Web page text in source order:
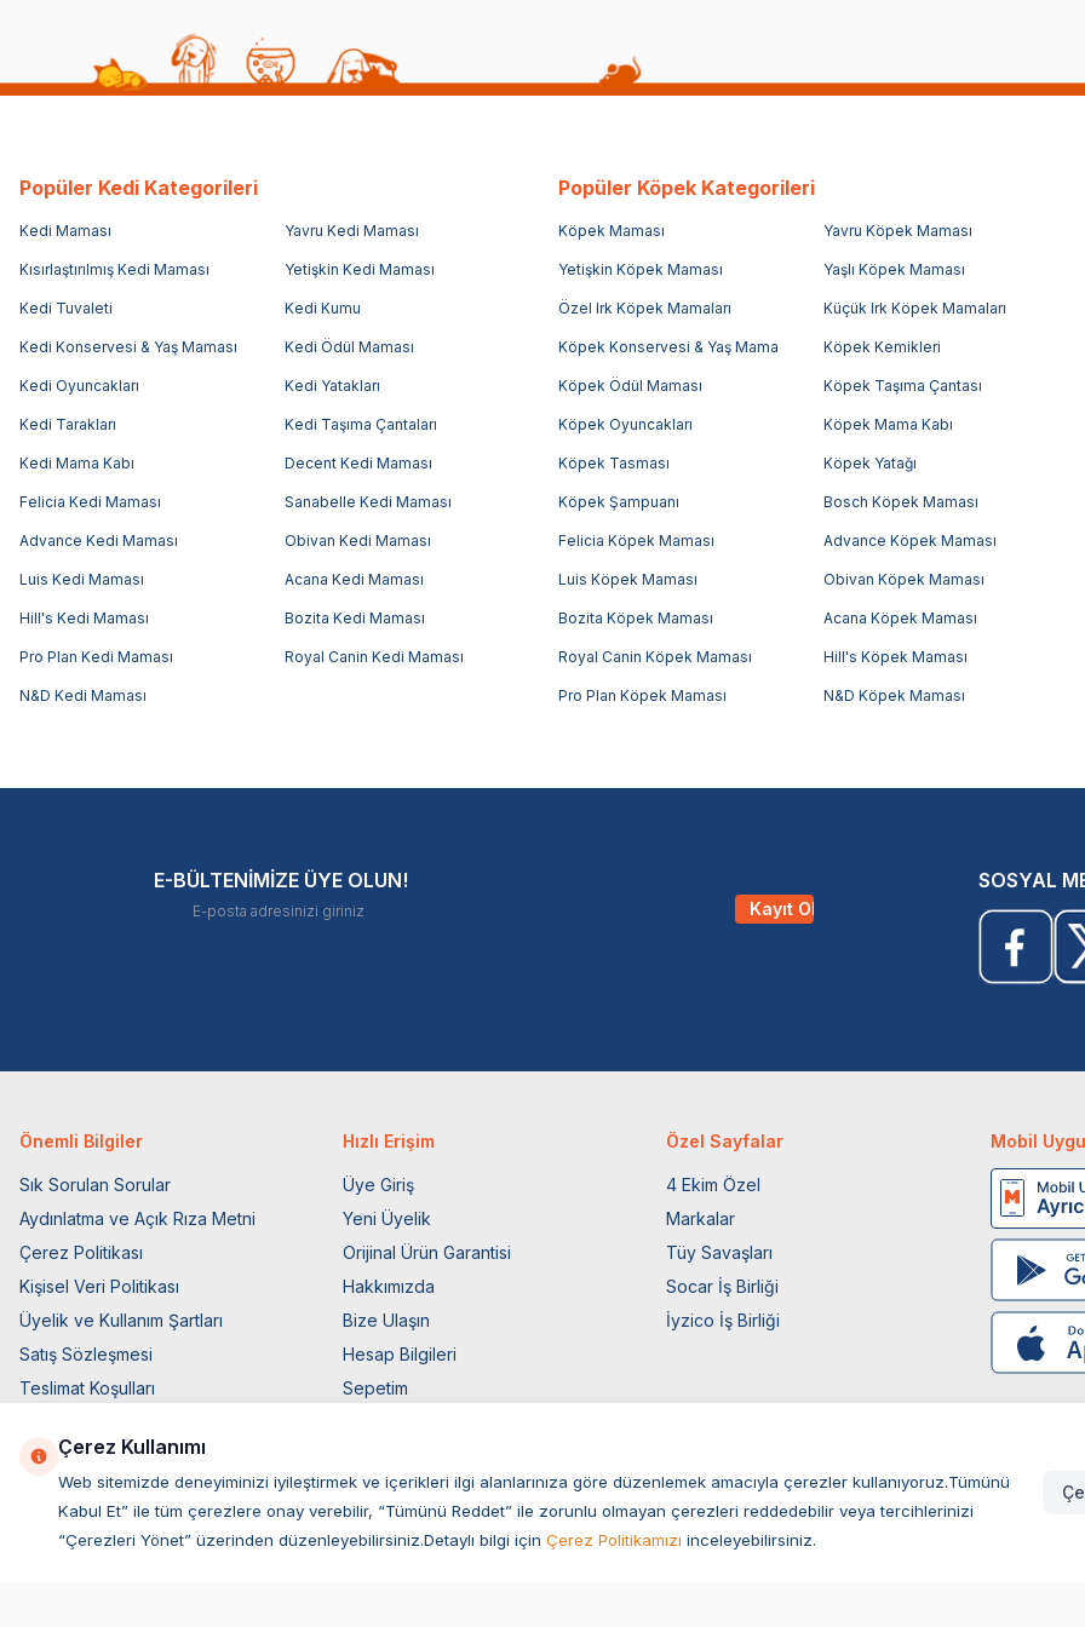
Popüler Kedi Kategorileri
Kedi Maması Yavru Kedi Maması
Kısırlaştırılmış Kedi Maması Yetişkin Kedi Maması
Kedi Tuvaleti Kedi Kumu
Kedi Konservesi & Yaş Maması Kedi Ödül Maması
Kedi Oyuncakları Kedi Yatakları
Kedi Tarakları Kedi Taşıma Çantaları
Kedi Mama Kabı Decent Kedi Maması
Felicia Kedi Maması Sanabelle Kedi Maması
Advance Kedi Maması Obivan Kedi Maması
Luis Kedi Maması Acana Kedi Maması
Hill's Kedi Maması Bozita Kedi Maması
Pro Plan Kedi Maması Royal Canin Kedi Maması
N&D Kedi Maması
Popüler Köpek Kategorileri
Köpek Maması Yavru Köpek Maması
Yetişkin Köpek Maması Yaşlı Köpek Maması
Özel Irk Köpek Mamaları Küçük Irk Köpek Mamaları
Köpek Konservesi & Yaş Mama Köpek Kemikleri
Köpek Ödül Maması Köpek Taşıma Çantası
Köpek Oyuncakları Köpek Mama Kabı
Köpek Tasması Köpek Yatağı
Köpek Şampuanı Bosch Köpek Maması
Felicia Köpek Maması Advance Köpek Maması
Luis Köpek Maması Obivan Köpek Maması
Bozita Köpek Maması Acana Köpek Maması
Royal Canin Köpek Maması Hill's Köpek Maması
Pro Plan Köpek Maması N&D Köpek Maması
E-BÜLTENİMİZE ÜYE OLUN!
Kayıt Ol
SOSYAL
Önemli Bilgiler
Sık Sorulan Sorular
Aydınlatma ve Açık Rıza Metni
Çerez Politikası
Kişisel Veri Politikası
Üyelik ve Kullanım Şartları
Satış Sözleşmesi
Teslimat Koşulları
Elektronik İleti Aydınlatma Metni
Hızlı Erişim
Üye Giriş
Yeni Üyelik
Orijinal Ürün Garantisi
Hakkımızda
Bize Ulaşın
Hesap Bilgileri
Sepetim
Özel Sayfalar
4 Ekim Özel
Markalar
Tüy Savaşları
Socar İş Birliği
İyzico İş Birliği
Mobil
Çerez Kullanımı
Web sitemizde deneyiminizi iyileştirmek ve içerikleri ilgi alanlarınıza göre düzenlemek amacıyla çerezler kullanıyoruz.Tümünü
Kabul Et” ile tüm çerezlere onay verebilir, “Tümünü Reddet” ile zorunlu olmayan çerezleri reddedebilir veya tercihlerinizi
“Çerezleri Yönet” üzerinden düzenleyebilirsiniz.Detaylı bilgi için Çerez Politikamızı inceleyebilirsiniz.